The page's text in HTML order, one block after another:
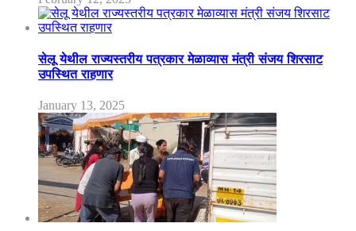
सेलू येथील राज्यस्तरीय पत्रकार मेळाव्यास मंत्री संजय शिरसाट
उपस्थित राहणार
January 13, 2025